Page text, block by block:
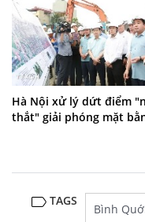
Hà Nội xử lý dứt điểm
thắt" giải phóng mặt
TAGS
Bình